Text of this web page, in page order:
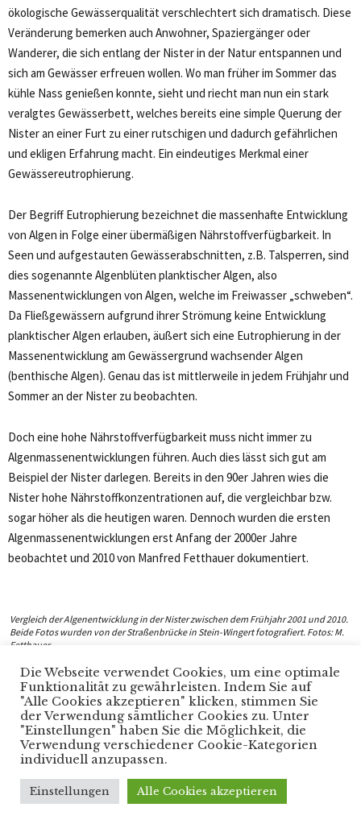
ökologische Gewässerqualität verschlechtert sich dramatisch. Diese
Veränderung bemerken auch Anwohner, Spaziergänger oder
Wanderer, die sich entlang der Nister in der Natur entspannen und
sich am Gewässer erfreuen wollen. Wo man früher im Sommer das
kühle Nass genießen konnte, sieht und riecht man nun ein stark
veralgtes Gewässerbett, welches bereits eine simple Querung der
Nister an einer Furt zu einer rutschigen und dadurch gefährlichen
und ekligen Erfahrung macht. Ein eindeutiges Merkmal einer
Gewässereutrophierung.
Der Begriff Eutrophierung bezeichnet die massenhafte Entwicklung
von Algen in Folge einer übermäßigen Nährstoffverfügbarkeit. In
Seen und aufgestauten Gewässerabschnitten, z.B. Talsperren, sind
dies sogenannte Algenblüten planktischer Algen, also
Massenentwicklungen von Algen, welche im Freiwasser „schweben“.
Da Fließgewässern aufgrund ihrer Strömung keine Entwicklung
planktischer Algen erlauben, äußert sich eine Eutrophierung in der
Massenentwicklung am Gewässergrund wachsender Algen
(benthische Algen). Genau das ist mittlerweile in jedem Frühjahr und
Sommer an der Nister zu beobachten.
Doch eine hohe Nährstoffverfügbarkeit muss nicht immer zu
Algenmassenentwicklungen führen. Auch dies lässt sich gut am
Beispiel der Nister darlegen. Bereits in den 90er Jahren wies die
Nister hohe Nährstoffkonzentrationen auf, die vergleichbar bzw.
sogar höher als die heutigen waren. Dennoch wurden die ersten
Algenmassenentwicklungen erst Anfang der 2000er Jahre
beobachtet und 2010 von Manfred Fetthauer dokumentiert.
Vergleich der Algenentwicklung in der Nister zwischen dem Frühjahr 2001 und 2010.
Beide Fotos wurden von der Straßenbrücke in Stein-Wingert fotografiert. Fotos: M.
Fetthauer
Doch was hat sich verändert, wenn nicht die
Nährstoffverfügbarkeit? Hier kommt ein wesentlicher Aspekt von
Gewässern zum Tragen, welcher sie von Landlebensräumen
maßgeblich unterscheidet. Während wir an einer Wiese sehen, dass
weniger Blumen blühen und weniger Insekten durch die Luft
schwirren, führen die Bewohner der Gewässer meist ein Leben im
Verborgenen. – Aber das ist in der Nister anders. Die Arten und ihre
Die Webseite verwendet Cookies, um eine optimale
Funktionalität zu gewährleisten. Indem Sie auf
"Alle Cookies akzeptieren" klicken, stimmen Sie
der Verwendung sämtlicher Cookies zu. Unter
"Einstellungen" haben Sie die Möglichkeit, die
Verwendung verschiedener Cookie-Kategorien
individuell anzupassen.
Einstellungen Alle Cookies akzeptieren